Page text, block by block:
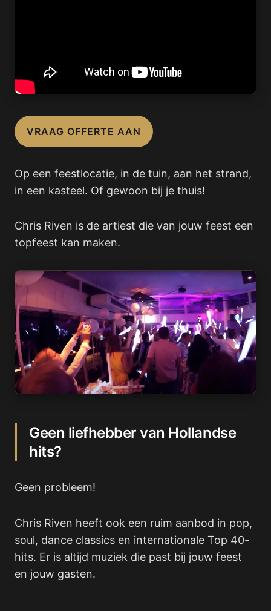
VRAAG OFFERTE AAN
Op een feestlocatie, in de tuin, aan het strand,
in een kasteel. Of gewoon bij je thuis!
Chris Riven is de artiest die van jouw feest een
topfeest kan maken.
Geen liefhebber van Hollandse
hits?
Geen probleem!
Chris Riven heeft ook een ruim aanbod in pop,
soul, dance classics en internationale Top 40-
hits. Er is altijd muziek die past bij jouw feest
en jouw gasten.